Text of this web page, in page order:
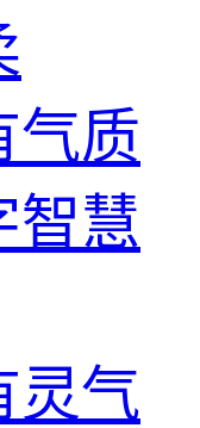
气质
智慧
灵气